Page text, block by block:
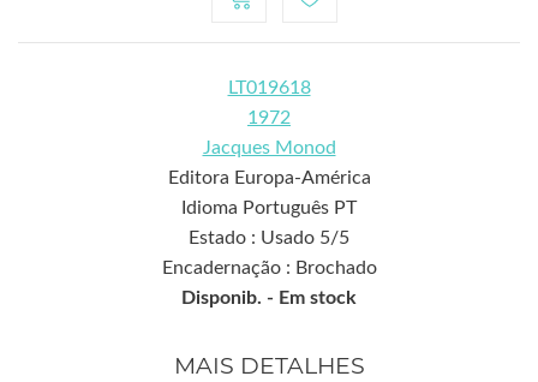
LT019618
1972
Jacques Monod
Editora Europa-América
Idioma Português PT
Estado : Usado 5/5
Encadernação : Brochado
Disponib. - Em stock
MAIS DETALHES